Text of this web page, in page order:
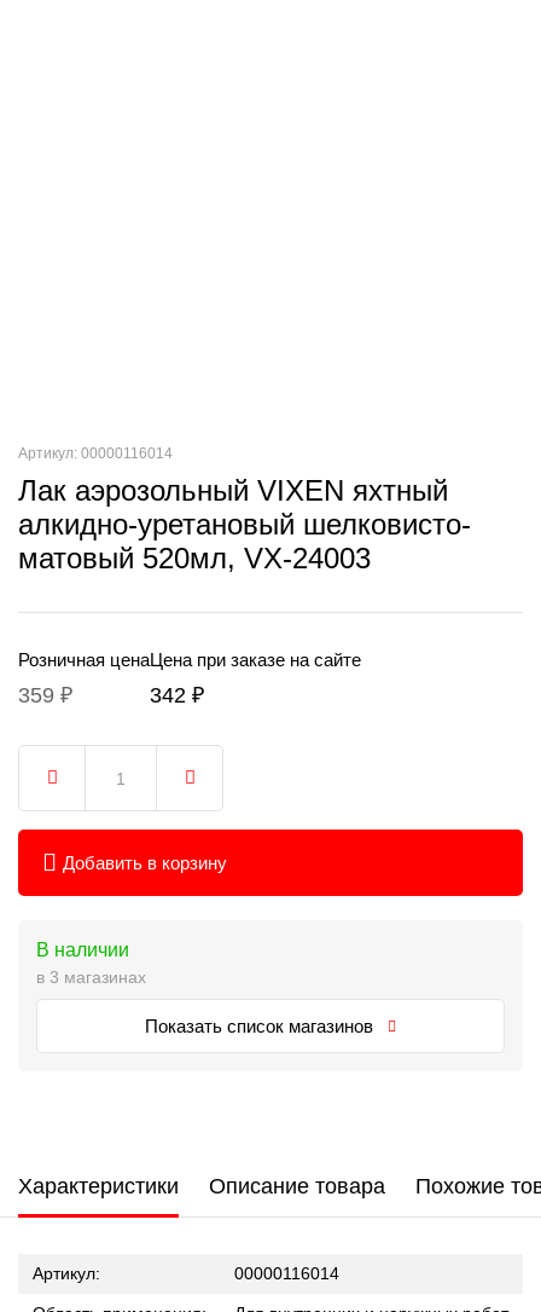
Артикул: 00000116014
Лак аэрозольный VIXEN яхтный
алкидно-уретановый шелковисто-
матовый 520мл, VX-24003
Розничная цена
359 ₽
Цена при заказе на сайте
342 ₽
Добавить в корзину
В наличии
в 3 магазинах
Показать список магазинов
Характеристики Описание товара Похожие
Артикул: 00000116014